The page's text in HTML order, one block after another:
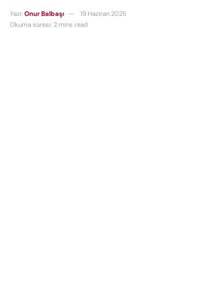
Yazı: Onur Balbaşı
19 Haziran 2025
Okuma süresi: 2 mins read